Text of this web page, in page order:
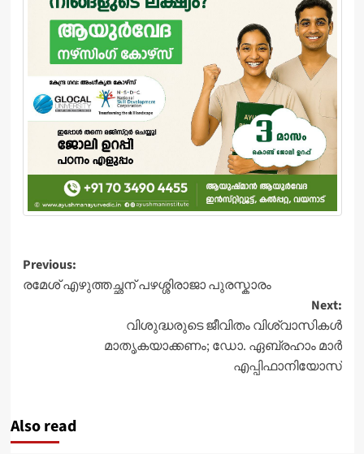
Post
navigation
Previous:
രമേശ് എഴുത്തച്ഛന് പഴശ്ശിരാജാ പുരസ്കാരം
Next:
വിശുദ്ധരുടെ ജീവിതം വിശ്വാസികൾ
മാതൃകയാക്കണം; ഡോ. ഏബ്രഹാം മാർ
എപ്പിഫാനിയോസ്
Also read